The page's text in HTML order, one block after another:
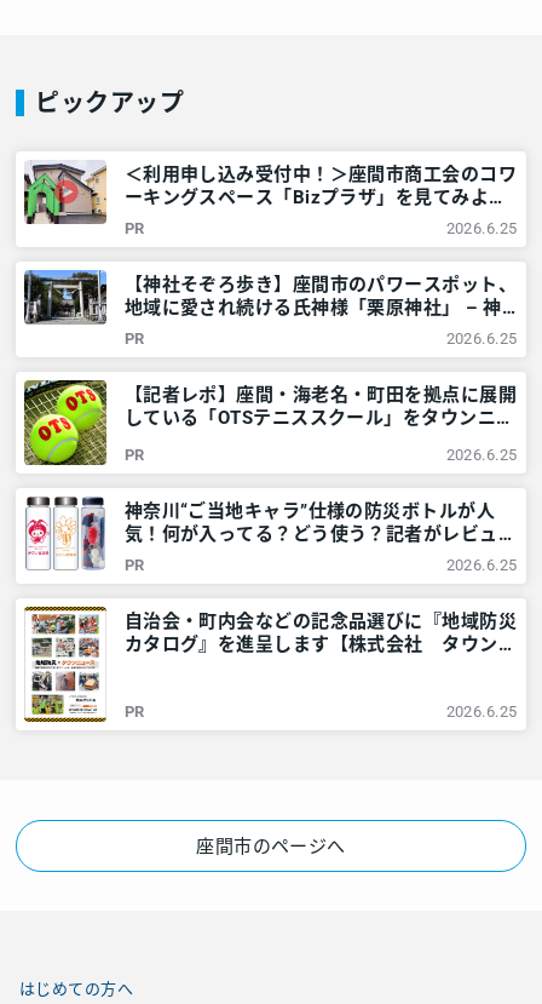
ピックアップ
＜利用申し込み受付中！＞座間市商工会のコワ
ーキングスペース「Bizプラザ」を見てみよ
う！ – 神奈川・東京多摩のご近所情報 – レア
リア
PR 2026.6.25
【神社そぞろ歩き】座間市のパワースポット、
地域に愛され続ける氏神様「栗原神社」 – 神
奈川・東京多摩のご近所情報 – レアリア
PR 2026.6.25
【記者レポ】座間・海老名・町田を拠点に展開
している「OTSテニススクール」をタウンニュ
のご近所情報 – レアリア
PR 2026.6.25
神奈川“ご当地キャラ”仕様の防災ボトルが人
気！何が入ってる？どう使う？記者がレビュー
してみました – 神奈川・東京多摩のご近所情
報 – レアリア
PR 2026.6.25
自治会・町内会などの記念品選びに『地域防災
カタログ』を進呈します【株式会社 タウンニ
PR 2026.6.25
座間市のページへ
はじめての方へ